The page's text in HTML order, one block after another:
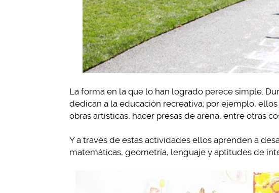
La forma en la que lo han logrado perece simple.
dedican a la educación recreativa; por ejemplo,
obras artísticas, hacer presas de arena, entre otras
Y a través de estas actividades ellos aprenden a
matemáticas, geometría, lenguaje y aptitudes de